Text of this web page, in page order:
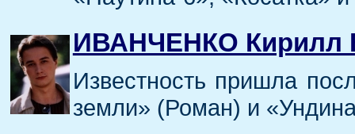
ИВАНЧЕНКО Кирилл
Известность пришла
земли» (Роман) и